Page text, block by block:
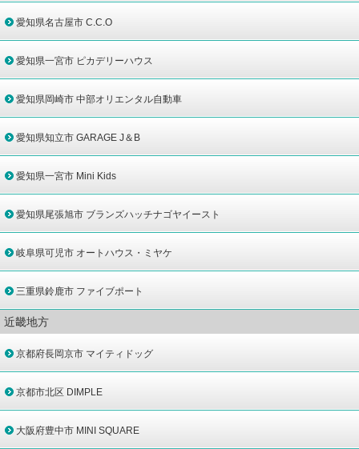
愛知県名古屋市 C.C.O
愛知県一宮市 ピカデリーハウス
愛知県岡崎市 中部オリエンタル自動車
愛知県知立市 GARAGE J＆B
愛知県一宮市 Mini Kids
愛知県尾張旭市 ブランズハッチナゴヤイースト
岐阜県可児市 オートハウス・ミヤケ
三重県鈴鹿市 ファイブポート
近畿地方
京都府長岡京市 マイティドッグ
京都市北区 DIMPLE
大阪府豊中市 MINI SQUARE